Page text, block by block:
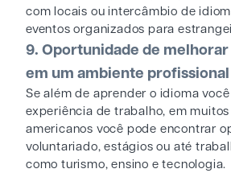
com locais ou intercâmbio de
eventos organizados para
9. Oportunidade de melhorar
em um ambiente profissional
Se além de aprender o idioma
experiência de trabalho, em
americanos você pode encontrar
voluntariado, estágios ou até
como turismo, ensino e tecnologia.